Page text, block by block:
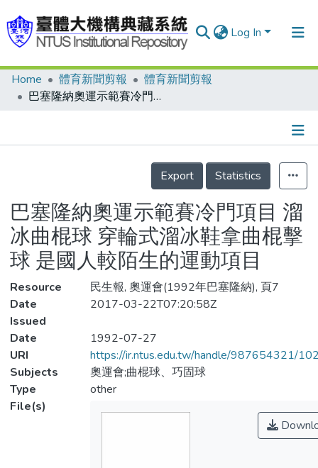
Log In
Communities & Collections
Statistics
Home 體育新聞剪報
體育新聞剪報
巴塞隆納奧運示範賽冷門項目 溜冰曲棍球 穿輪式溜冰鞋拿曲棍擊球 是國人較陌生的運動項目
Details
Export
Statistics
巴塞隆納奧運示範賽冷門項目 溜
冰曲棍球 穿輪式溜冰鞋拿曲棍擊
球 是國人較陌生的運動項目
Resource
民生報, 奧運會(1992年巴塞隆納), 頁7
Date
Issued
2017-03-22T07:20:58Z
Date
1992-07-27
URI
https://ir.ntus.edu.tw/handle/987654321/
Subjects
奧運會;曲棍球、巧固球
Type
other
File(s)